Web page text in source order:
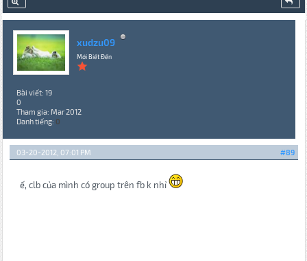
xudzu09
Mới Biết Đến
Bài viết: 19
0
Tham gia: Mar 2012
Danh tiếng: 0
#89
03-20-2012, 07:01 PM
ế, clb của mình có group trên fb k nhỉ